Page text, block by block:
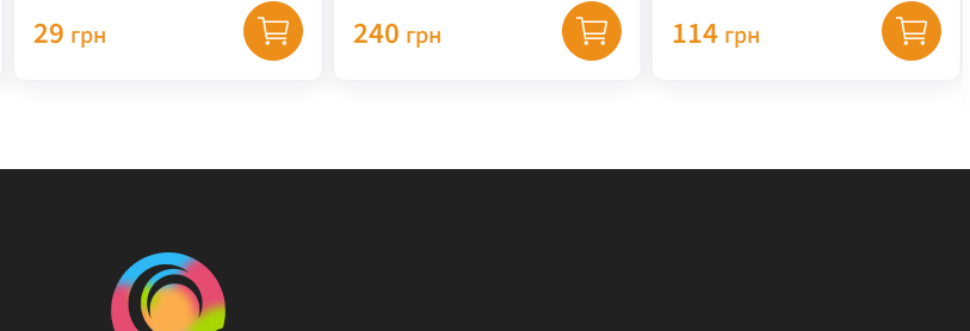
29 грн 240 грн
67 г
114 грн